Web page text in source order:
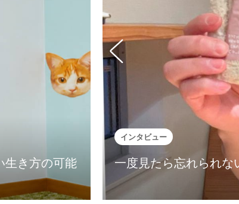
生き方の可能
インタビュー
一度見たら忘れられな